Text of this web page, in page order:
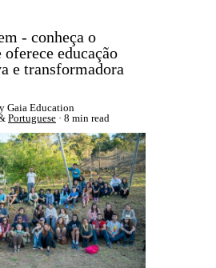
- conheça o
educação
e transformadora
Gaia Education
Portuguese 8 min read